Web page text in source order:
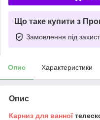
Що таке купити з
Замовлення під
Опис Характеристики
Опис
Карниз для ванної